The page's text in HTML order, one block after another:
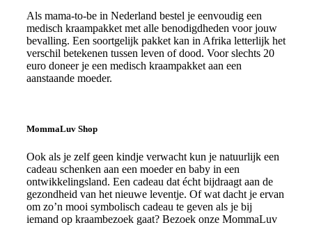
Als mama-to-be in Nederland bestel je eenvoudig een
medisch kraampakket met alle benodigdheden voor jouw
bevalling. Een soortgelijk pakket kan in Afrika letterlijk het
verschil betekenen tussen leven of dood. Voor slechts 20
euro doneer je een medisch kraampakket aan een
aanstaande moeder.
MommaLuv Shop
Ook als je zelf geen kindje verwacht kun je natuurlijk een
cadeau schenken aan een moeder en baby in een
ontwikkelingsland. Een cadeau dat écht bijdraagt aan de
gezondheid van het nieuwe leventje. Of wat dacht je ervan
om zo’n mooi symbolisch cadeau te geven als je bij
iemand op kraambezoek gaat? Bezoek onze MommaLuv